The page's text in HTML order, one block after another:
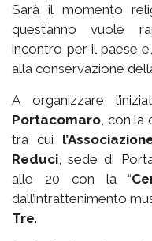
Sarà il momento
quest’anno vuole
incontro per il paese
alla conservazione
A organizzare
Portacomaro, con la
tra cui
Reduci, sede di
alle 20 con la “
dall’intrattenimento
Tre.